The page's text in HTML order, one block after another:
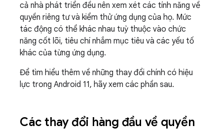
cả nhà phát triển đều nên xem xét các tính năng về
quyền riêng tư và kiểm thử ứng dụng của họ. Mức
tác động có thể khác nhau tuỳ thuộc vào chức
năng cốt lõi, tiêu chí nhắm mục tiêu và các yếu tố
khác của từng ứng dụng.
Để tìm hiểu thêm về những thay đổi chính có hiệu
lực trong Android 11, hãy xem các phần sau.
Các thay đổi hàng đầu về quyền